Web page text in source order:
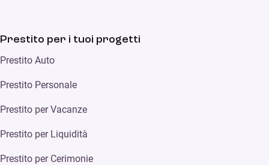
Prestito per i tuoi progetti
Prestito Auto
Prestito Personale
Prestito per Vacanze
Prestito per Liquidità
Prestito per Cerimonie